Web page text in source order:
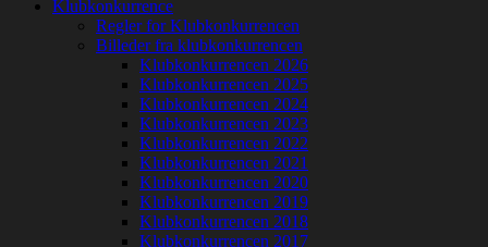
Klubkonkurrence
Regler for Klubkonkurrencen
Billeder fra klubkonkurrencen
Klubkonkurrencen 2026
Klubkonkurrencen 2025
Klubkonkurrencen 2024
Klubkonkurrencen 2023
Klubkonkurrencen 2022
Klubkonkurrencen 2021
Klubkonkurrencen 2020
Klubkonkurrencen 2019
Klubkonkurrencen 2018
Klubkonkurrencen 2017